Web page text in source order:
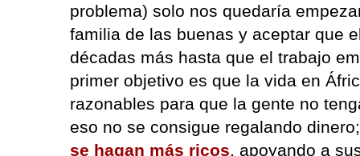
problema) solo nos quedaría
familia de las buenas y aceptar que
décadas más hasta que el trabajo
primer objetivo es que la vida en
razonables para que la gente no
eso no se consigue regalando
se hagan más ricos, apoyando a